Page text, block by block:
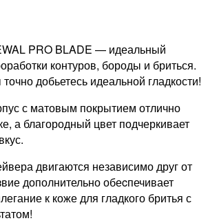
PRO BLADE — идеальный
контуров, бороды и бриться.
добьетесь идеальной гладкости!
с матовым покрытием отлично
а благородный цвет подчеркивает
двигаются независимо друг от
дополнительно обеcпечивает
к коже для гладкого бритья с